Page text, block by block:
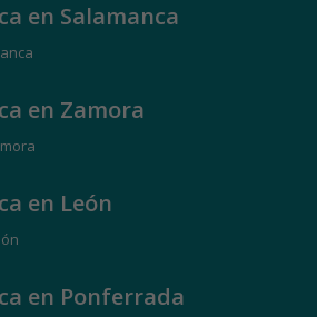
en Salamanca
en Zamora
en León
en Ponferrada